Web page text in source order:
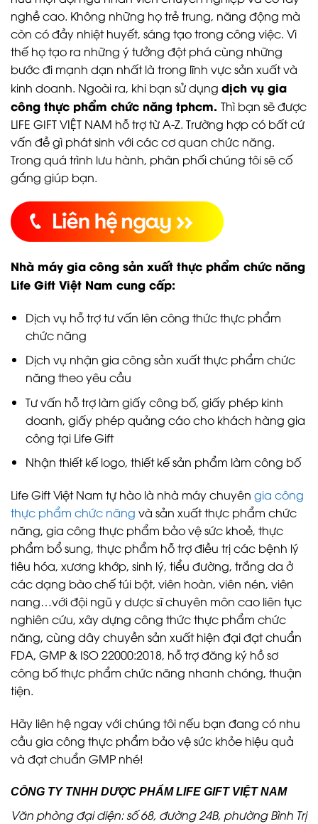
nghề cao. Không những họ trẻ trung, năng động mà
còn có đầy nhiệt huyết, sáng tạo trong công việc. Vì
thế họ tạo ra những ý tưởng đột phá cùng những
bước đi mạnh dạn nhất là trong lĩnh vực sản xuất và
kinh doanh. Ngoài ra, khi bạn sử dụng dịch vụ gia
công thực phẩm chức năng tphcm. Thì bạn sẽ được
LIFE GIFT VIỆT NAM hỗ trợ từ A-Z. Trường hợp có bất cứ
vấn đề gì phát sinh với các cơ quan chức năng.
Trong quá trình lưu hành, phân phối chúng tôi sẽ cố
gắng giúp bạn.
Nhà máy gia công sản xuất thực phẩm chức năng
Life Gift Việt Nam cung cấp:
Dịch vụ hỗ trợ tư vấn lên công thức thực phẩm
chức năng
Dịch vụ nhận gia công sản xuất thực phẩm chức
năng theo yêu cầu
Tư vấn hỗ trợ làm giấy công bố, giấy phép kinh
doanh, giấy phép quảng cáo cho khách hàng gia
công tại Life Gift
Nhận thiết kế logo, thiết kế sản phẩm làm công bố
Life Gift Việt Nam tự hào là nhà máy chuyên gia công
thực phẩm chức năng và sản xuất thực phẩm chức
năng, gia công thực phẩm bảo vệ sức khoẻ, thực
phẩm bổ sung, thực phẩm hỗ trợ điều trị các bệnh lý
tiêu hóa, xương khớp, sinh lý, tiểu đường, trắng da ở
các dạng bào chế túi bột, viên hoàn, viên nén, viên
nang…với đội ngũ y dược sĩ chuyên môn cao liên tục
nghiên cứu, xây dựng công thức thực phẩm chức
năng, cùng dây chuyền sản xuất hiện đại đạt chuẩn
FDA, GMP & ISO 22000:2018, hỗ trợ đăng ký hồ sơ
công bố thực phẩm chức năng nhanh chóng, thuận
tiện.
Hãy liên hệ ngay với chúng tôi nếu bạn đang có nhu
cầu gia công thực phẩm bảo vệ sức khỏe hiệu quả
và đạt chuẩn GMP nhé!
CÔNG TY TNHH DƯỢC PHẨM LIFE GIFT VIỆT NAM
Văn phòng đại diện: số 68, đường 24B, phường Bình Trị